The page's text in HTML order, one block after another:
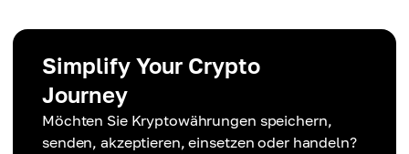
Simplify Your Crypto
Journey
Möchten Sie Kryptowährungen speichern,
senden, akzeptieren, einsetzen oder handeln?